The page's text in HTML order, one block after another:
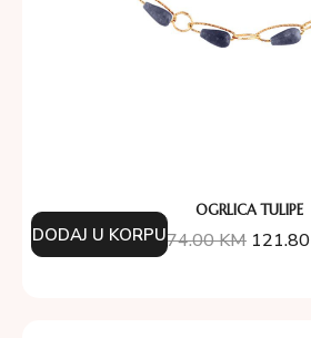
OGRLICA TULIPE
174.00KM 121.80
DODAJ U KORPU